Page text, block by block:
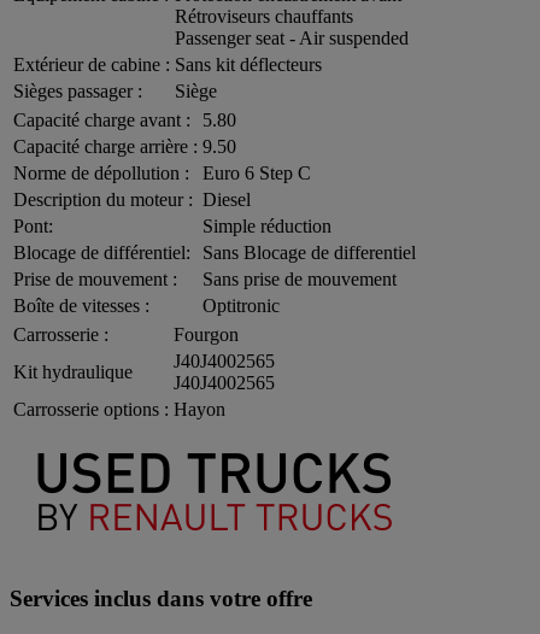
Rétroviseurs chauffants
Passenger seat - Air suspended
Extérieur de cabine : Sans kit déflecteurs
Sièges passager :
Siège
Capacité charge avant :
5.80
Capacité charge arrière : 9.50
Norme de dépollution :
Euro 6 Step C
Description du moteur : Diesel
Pont:
Simple réduction
Blocage de différentiel:
Sans Blocage de differentiel
Prise de mouvement :
Sans prise de mouvement
Boîte de vitesses :
Optitronic
Carrosserie :
Fourgon
Kit hydraulique
J40J4002565
J40J4002565
Carrosserie options : Hayon
Services inclus dans votre offre